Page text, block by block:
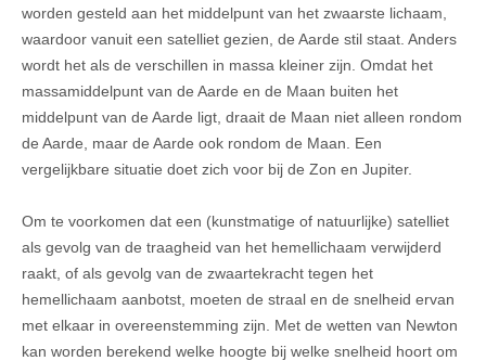
worden gesteld aan het middelpunt van het zwaarste lichaam,
waardoor vanuit een satelliet gezien, de Aarde stil staat. Anders
wordt het als de verschillen in massa kleiner zijn. Omdat het
massamiddelpunt van de Aarde en de Maan buiten het
middelpunt van de Aarde ligt, draait de Maan niet alleen rondom
de Aarde, maar de Aarde ook rondom de Maan. Een
vergelijkbare situatie doet zich voor bij de Zon en Jupiter.
Om te voorkomen dat een (kunstmatige of natuurlijke) satelliet
als gevolg van de traagheid van het hemellichaam verwijderd
raakt, of als gevolg van de zwaartekracht tegen het
hemellichaam aanbotst, moeten de straal en de snelheid ervan
met elkaar in overeenstemming zijn. Met de wetten van Newton
kan worden berekend welke hoogte bij welke snelheid hoort om